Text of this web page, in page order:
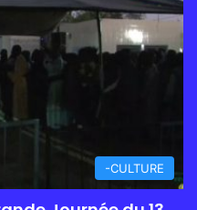
-CULTURE